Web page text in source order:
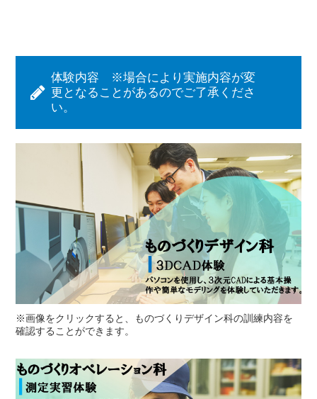
体験内容 ※場合により実施内容が変
更となることがあるのでご了承くださ
い。
※画像をクリックすると、ものづくりデザイン科の訓練内容を
確認することができます。